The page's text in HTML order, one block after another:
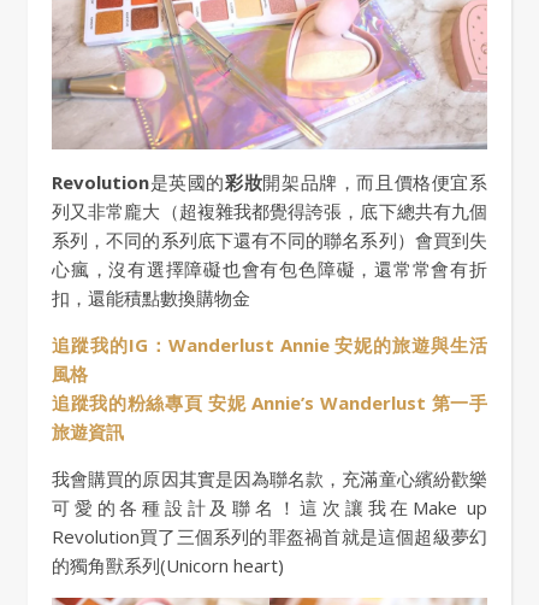
Revolution是英國的彩妝開架品牌，而且價格便宜系
列又非常龐大（超複雜我都覺得誇張，底下總共有九個
系列，不同的系列底下還有不同的聯名系列）會買到失
心瘋，沒有選擇障礙也會有包色障礙，還常常會有折
扣，還能積點數換購物金
追蹤我的IG：Wanderlust Annie 安妮的旅遊與生活
風格
追蹤我的粉絲專頁 安妮 Annie’s Wanderlust 第一手
旅遊資訊
我會購買的原因其實是因為聯名款，充滿童心繽紛歡樂
可愛的各種設計及聯名！這次讓我在Make up
Revolution買了三個系列的罪盔禍首就是這個超級夢幻
的獨角獸系列(Unicorn heart)